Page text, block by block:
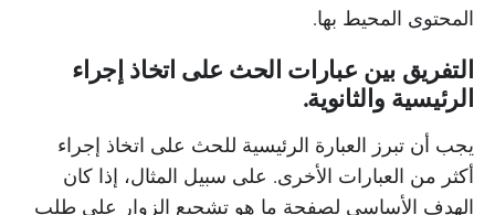
المحتوى المحيط بها.
التفريق بين عبارات الحث على اتخاذ إجراء
الرئيسية والثانوية.
يجب أن تبرز العبارة الرئيسية للحث على اتخاذ إجراء
أكثر من العبارات الأخرى. على سبيل المثال، إذا كان
الهدف الأساسي لصفحة ما هو تشجيع الزوار على طلب